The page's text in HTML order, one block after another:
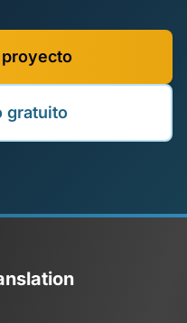
gratuito